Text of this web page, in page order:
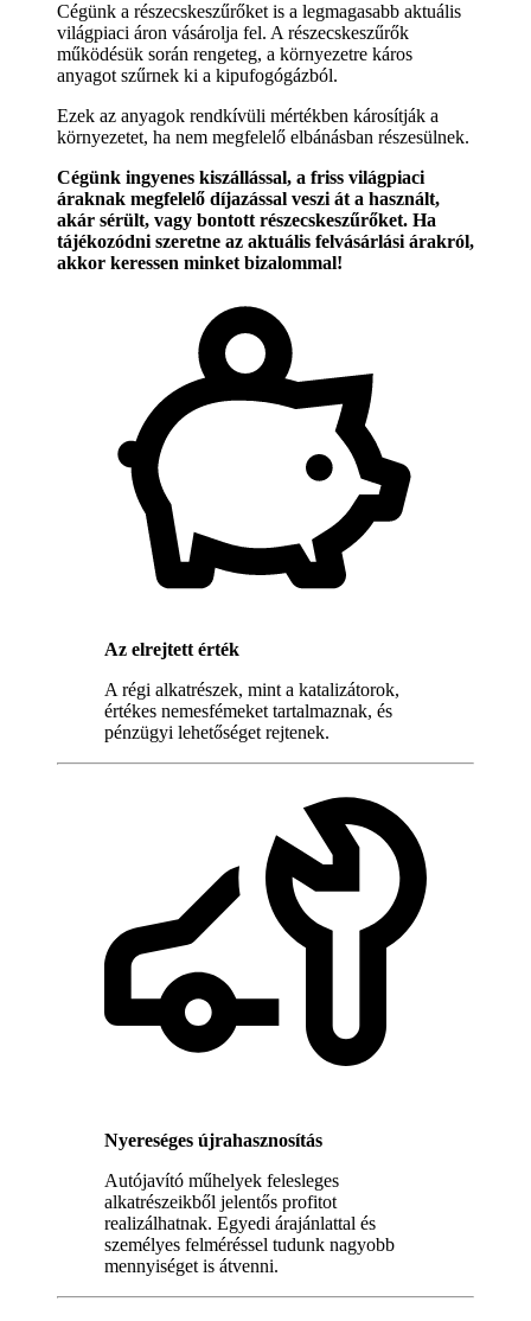
Cégünk a részecskeszűrőket is a legmagasabb aktuális
világpiaci áron vásárolja fel. A részecskeszűrők
működésük során rengeteg, a környezetre káros
anyagot szűrnek ki a kipufogógázból.
Ezek az anyagok rendkívüli mértékben károsítják a
környezetet, ha nem megfelelő elbánásban részesülnek.
Cégünk ingyenes kiszállással, a friss világpiaci
áraknak megfelelő díjazással veszi át a használt,
akár sérült, vagy bontott részecskeszűrőket. Ha
tájékozódni szeretne az aktuális felvásárlási árakról,
akkor keressen minket bizalommal!
Az elrejtett érték
A régi alkatrészek, mint a katalizátorok,
értékes nemesfémeket tartalmaznak, és
pénzügyi lehetőséget rejtenek.
Nyereséges újrahasznosítás
Autójavító műhelyek felesleges
alkatrészeikből jelentős profitot
realizálhatnak. Egyedi árajánlattal és
személyes felméréssel tudunk nagyobb
mennyiséget is átvenni.